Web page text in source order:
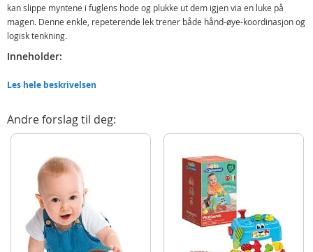
kan slippe myntene i fuglens hode og plukke ut dem igjen via en luke på
magen. Denne enkle, repeterende lek trener både hånd-øye-koordinasjon og
logisk tenkning.
Inneholder:
Detaljer:
Alder: fra 1 år
Produktdetaljer
8005125175772
Les hele beskrivelsen
Andre forslag til deg: